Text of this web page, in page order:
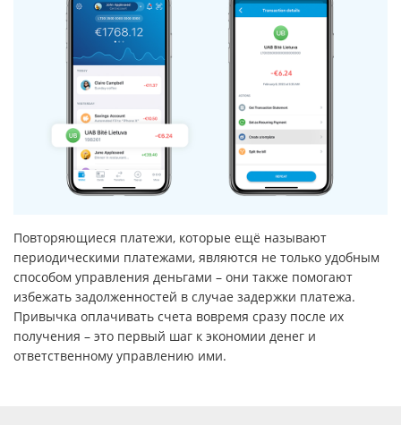
Повторяющиеся платежи, которые ещё называют
периодическими платежами, являются не только удобным
способом управления деньгами – они также помогают
избежать задолженностей в случае задержки платежа.
Привычка оплачивать счета вовремя сразу после их
получения – это первый шаг к экономии денег и
ответственному управлению ими.